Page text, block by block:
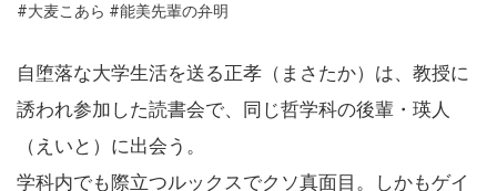
#大麦こあら #能美先輩の弁明
自堕落な大学生活を送る正孝（まさたか）は、教授に
誘われ参加した読書会で、同じ哲学科の後輩・瑛人
（えいと）に出会う。
学科内でも際立つルックスでクソ真面目。しかもゲイ